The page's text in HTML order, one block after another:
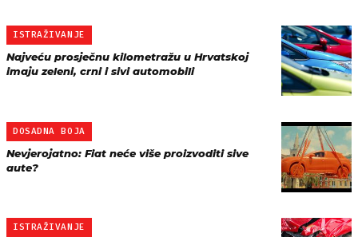
ISTRAŽIVANJE
Najveću prosječnu kilometražu u Hrvatskoj
imaju zeleni, crni i sivi automobili
DOSADNA BOJA
Nevjerojatno: Fiat neće više proizvoditi sive
aute?
ISTRAŽIVANJE